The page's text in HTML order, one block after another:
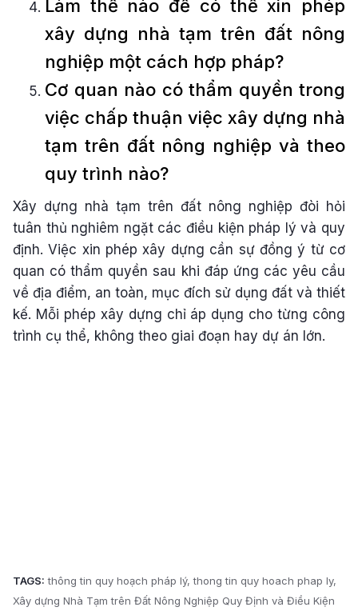
Làm thế nào để có thể xin phép
xây dựng nhà tạm trên đất nông
nghiệp một cách hợp pháp?
Cơ quan nào có thẩm quyền trong
việc chấp thuận việc xây dựng nhà
tạm trên đất nông nghiệp và theo
quy trình nào?
Xây dựng nhà tạm trên đất nông nghiệp đòi hỏi
tuân thủ nghiêm ngặt các điều kiện pháp lý và quy
định. Việc xin phép xây dựng cần sự đồng ý từ cơ
quan có thẩm quyền sau khi đáp ứng các yêu cầu
về địa điểm, an toàn, mục đích sử dụng đất và thiết
kế. Mỗi phép xây dựng chỉ áp dụng cho từng công
trình cụ thể, không theo giai đoạn hay dự án lớn.
TAGS: thông tin quy hoạch pháp lý thong tin quy hoach phap ly
Xây dựng Nhà Tạm trên Đất Nông Nghiệp Quy Định và Điều Kiện